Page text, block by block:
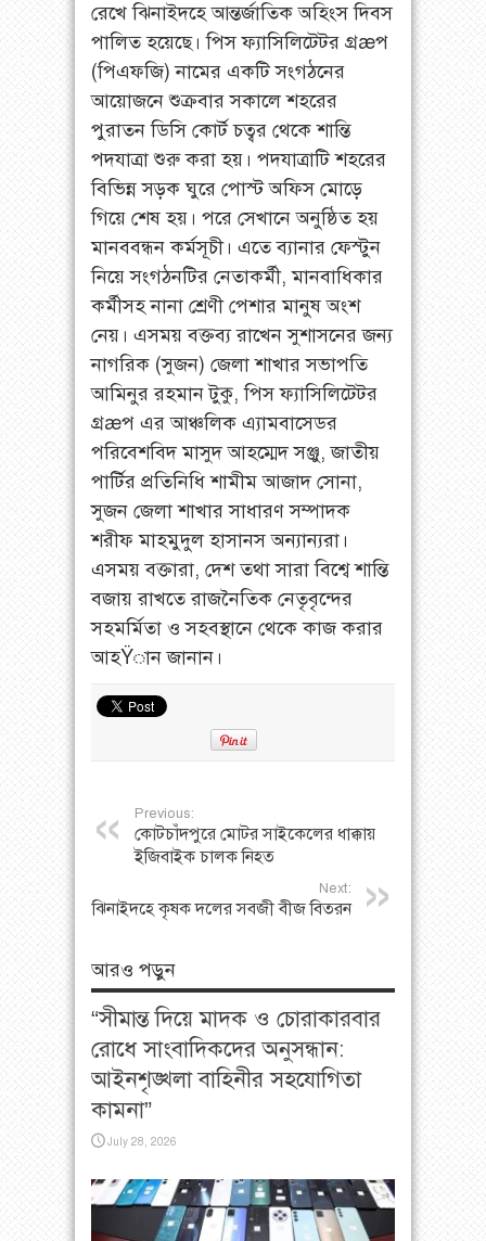
রেখে ঝিনাইদহে আন্তর্জাতিক অহিংস দিবস
পালিত হয়েছে। পিস ফ্যাসিলিটেটর গ্রæপ
(পিএফজি) নামের একটি সংগঠনের
আয়োজনে শুক্রবার সকালে শহরের
পুরাতন ডিসি কোর্ট চত্বর থেকে শান্তি
পদযাত্রা শুরু করা হয়। পদযাত্রাটি শহরের
বিভিন্ন সড়ক ঘুরে পোস্ট অফিস মোড়ে
গিয়ে শেষ হয়। পরে সেখানে অনুষ্ঠিত হয়
মানববন্ধন কর্মসূচী। এতে ব্যানার ফেস্টুন
নিয়ে সংগঠনটির নেতাকর্মী, মানবাধিকার
কর্মীসহ নানা শ্রেণী পেশার মানুষ অংশ
নেয়। এসময় বক্তব্য রাখেন সুশাসনের জন্য
নাগরিক (সুজন) জেলা শাখার সভাপতি
আমিনুর রহমান টুকু, পিস ফ্যাসিলিটেটর
গ্রæপ এর আঞ্চলিক এ্যামবাসেডর
পরিবেশবিদ মাসুদ আহম্মেদ সঞ্জু, জাতীয়
পার্টির প্রতিনিধি শামীম আজাদ সোনা,
সুজন জেলা শাখার সাধারণ সম্পাদক
শরীফ মাহমুদুল হাসানস অন্যান্যরা।
এসময় বক্তারা, দেশ তথা সারা বিশ্বে শান্তি
বজায় রাখতে রাজনৈতিক নেতৃবৃন্দের
সহমর্মিতা ও সহবস্থানে থেকে কাজ করার
আহŸান জানান।
Previous:
কোটচাঁদপুরে মোটর সাইকেলের ধাক্কায়
ইজিবাইক চালক নিহত
Next:
ঝিনাইদহে কৃষক দলের সবজী বীজ বিতরন
আরও পড়ুন
“সীমান্ত দিয়ে মাদক ও চোরাকারবার
রোধে সাংবাদিকদের অনুসন্ধান:
আইনশৃঙ্খলা বাহিনীর সহযোগিতা
কামনা”
July 28, 2026